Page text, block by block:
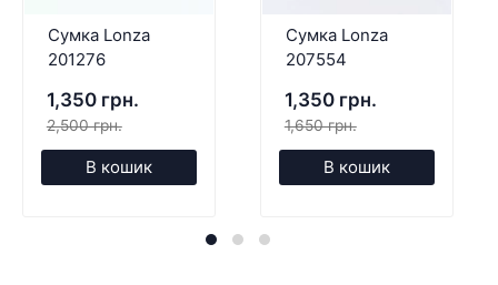
Сумка Lonza
201276
1,350 грн.
2,500 грн.
В кошик
Сумка Lonza
207554
1,350 грн.
1,650 грн.
В кошик